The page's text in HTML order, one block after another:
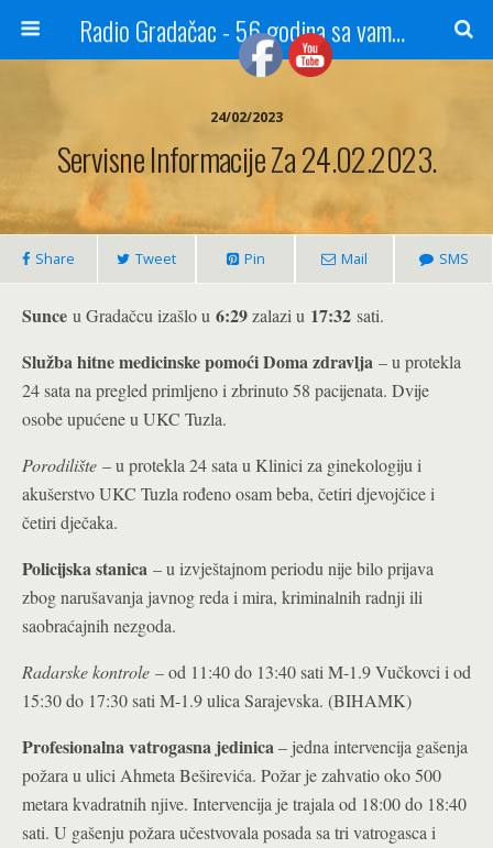
Radio Gradačac - 56 godina sa vama...
24/02/2023
Servisne Informacije Za 24.02.2023.
Share Tweet Pin Mail SMS
Sunce u Gradačcu izašlo u 6:29zalazi u 17:32 sati.
Služba hitne medicinske pomoći Doma zdravlja – u protekla
24 sata na pregled primljeno i zbrinuto 58 pacijenata. Dvije
osobe upućene u UKC Tuzla.
Porodilište – u protekla 24 sata u Klinici za ginekologiju i
akušerstvo UKC Tuzla rođeno osam beba, četiri djevojčice i
četiri dječaka.
Policijska stanica – u izvještajnom periodu nije bilo prijava
zbog narušavanja javnog reda i mira, kriminalnih radnji ili
saobraćajnih nezgoda.
Radarske kontrole – od 11:40 do 13:40 sati M-1.9 Vučkovci i od
15:30 do 17:30 sati M-1.9 ulica Sarajevska. (BIHAMK)
Profesionalna vatrogasna jedinica– jedna intervencija gašenja
požara u ulici Ahmeta Beširevića. Požar je zahvatio oko 500
metara kvadratnih njive. Intervencija je trajala od 18:00 do 18:40
sati. U gašenju požara učestvovala posada sa tri vatrogasca i